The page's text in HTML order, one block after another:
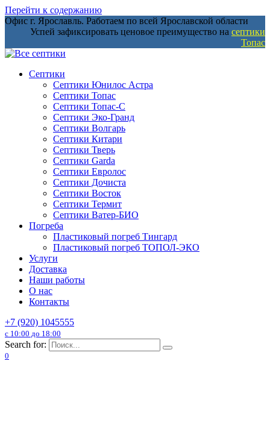
Перейти к содержанию
Офис г. Ярославль. Работаем по всей Ярославской области
Успей зафиксировать ценовое преимущество на септики
Топас
Септики
Септики Юнилос Астра
Септики Топас
Септики Топас-С
Септики Эко-Гранд
Септики Волгарь
Септики Китари
Септики Тверь
Септики Garda
Септики Евролос
Септики Дочиста
Септики Восток
Септики Термит
Септики Ватер-БИО
Погреба
Пластиковый погреб Тингард
Пластиковый погреб ТОПОЛ-ЭКО
Услуги
Доставка
Наши работы
О нас
Контакты
+7 (920) 1045555
с 10:00 до 18:00
Search for:
0